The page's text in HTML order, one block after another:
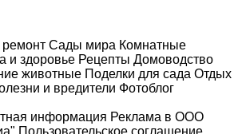
ремонт Сады мира Комнатные
и здоровье Рецепты Домоводство
животные Поделки для сада Отдых
и вредители Фотоблог
информация Реклама в ООО